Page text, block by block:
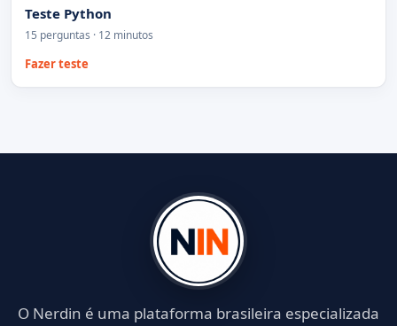
Teste Python
15 perguntas · 12 minutos
Fazer teste
O Nerdin é uma plataforma brasileira especializada